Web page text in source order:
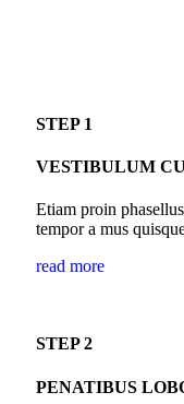
STEP 1
VESTIBULUM
Etiam proin
tempor a mus
read more
STEP 2
PENATIBUS